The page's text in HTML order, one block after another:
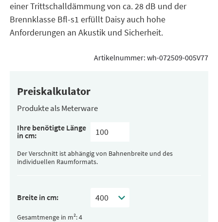
einer Trittschalldämmung von ca. 28 dB und der
Brennklasse Bfl-s1 erfüllt Daisy auch hohe
Anforderungen an Akustik und Sicherheit.
Artikelnummer: wh-072509-005V77
Preiskalkulator
Produkte als Meterware
Ihre benötigte Länge
in cm:
Der Verschnitt ist abhängig von Bahnenbreite und des
individuellen Raumformats.
Breite in cm:
Gesamtmenge in m²: